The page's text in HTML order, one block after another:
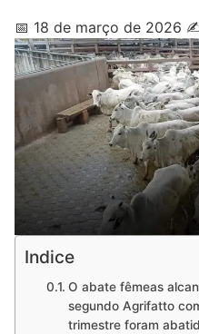
📅 18 de março de 2026
Indice
O abate fêmeas
segundo Agrifatto
trimestre foram